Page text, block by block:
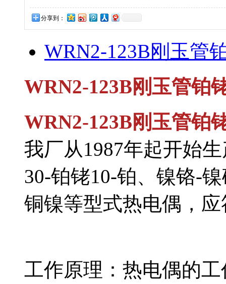
分享到：
WRN2-123B刚玉管铂
WRN2-123B刚玉管铂铑
WRN2-123B刚玉管铂
我厂从1987年起开始
30-铂铑10-铂、镍铬-镍
铜镍等型式热电偶，应
工作原理：热电偶的